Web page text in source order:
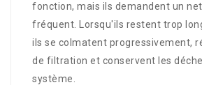
fonction, mais ils demandent un
fréquent. Lorsqu'ils restent trop
ils se colmatent progressivement,
de filtration et conservent les
système.